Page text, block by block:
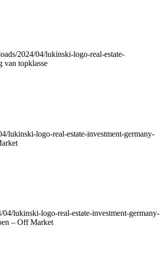
2024/04/lukinski-logo-real-estate-
van topklasse
lukinski-logo-real-estate-investment-germany-
lukinski-logo-real-estate-investment-germany-
– Off Market